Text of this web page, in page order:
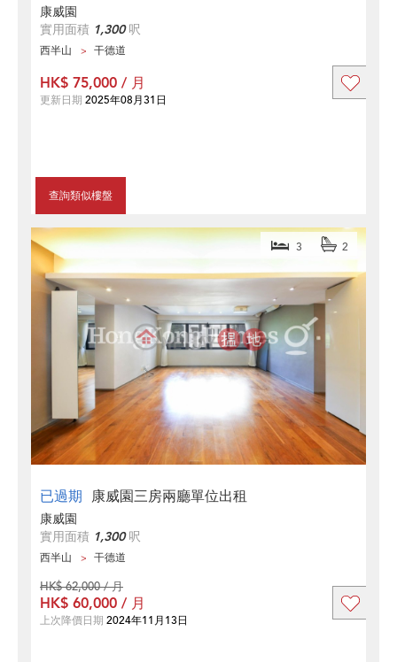
康威園
實用面積 1,300呎
西半山 干德道
查詢類似樓盤
HK$ 75,000 / 月
更新日期 2025年08月31日
已過期 康威園三房兩廳單位出租
3 2
康威園
實用面積 1,300呎
西半山 干德道
HK$ 62,000 / 月
HK$ 60,000 / 月
上次降價日期 2024年11月13日